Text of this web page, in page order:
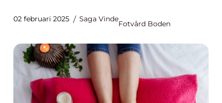
02 februari 2025 Saga Vinde
Fotvård Boden